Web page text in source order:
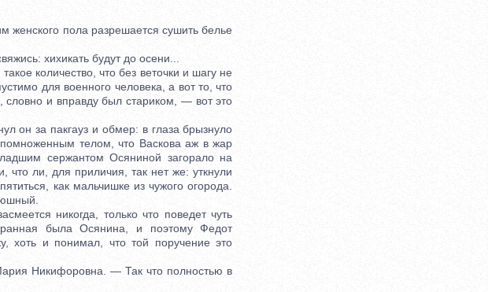
пола разрешается сушить белье
хихикать будут до осени...
количество, что без веточки и шагу не
для военного человека, а вот то, что
словно и вправду был стариком, — вот это
он за пакгауз и обмер: в глаза брызнуло
телом, что Васкова аж в жар
сержантом Осяниной загорало на
что ли, для приличия, так нет же: уткнули
как мальчишке из чужого огорода.
никогда, только что поведет чуть
была Осянина, и поэтому Федот
хоть и понимал, что той поручение это
Никифоровна. — Так что полностью в